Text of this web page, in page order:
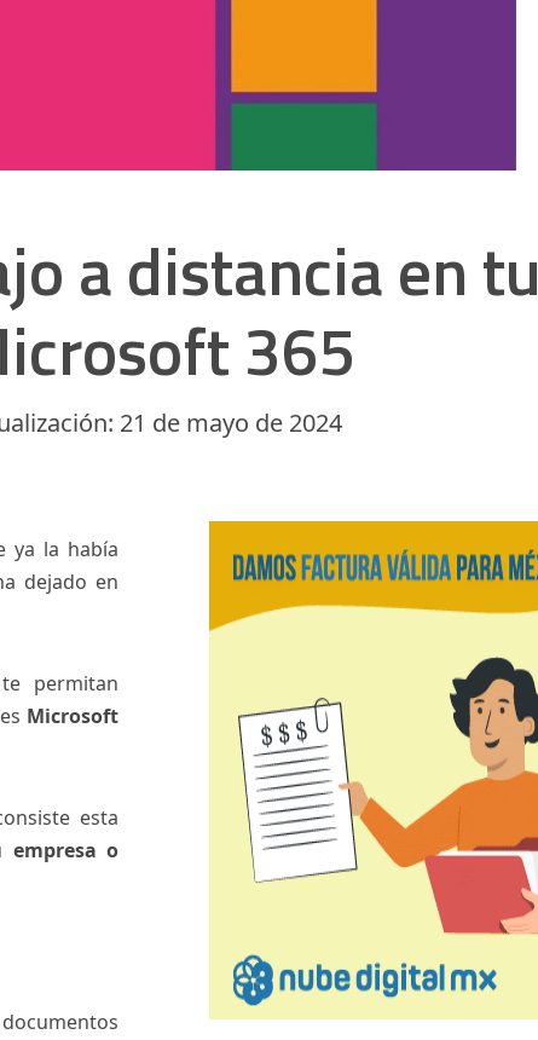
a distancia en tu
365
21 de mayo de 2024
ya la había
dejado en
permitan
Microsoft
esta
empresa o